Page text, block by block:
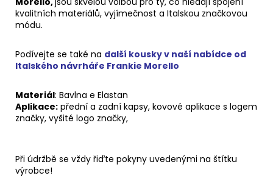
kvalitních materiálů, vyjímečnost a Italskou značkovou
módu.
Podívejte se také na další kousky v naší nabídce od
Italského návrháře Frankie Morello
Materiál: Bavlna e Elastan
Aplikace: přední a zadní kapsy, kovové aplikace s logem
značky, vyšité logo značky,
Při údržbě se vždy řiďte pokyny uvedenými na štítku
výrobce!